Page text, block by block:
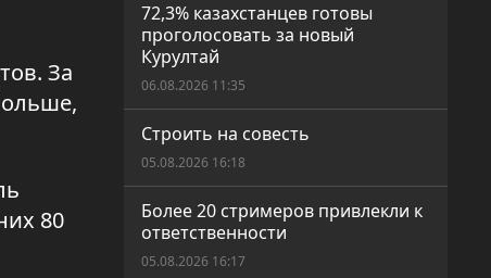
За
80
72,3% казахстанцев готовы
проголосовать за новый
Курултай
06.08.2026 11:35
Строить на совесть
05.08.2026 16:18
Более 20 стримеров привлекли к
ответственности
05.08.2026 16:17